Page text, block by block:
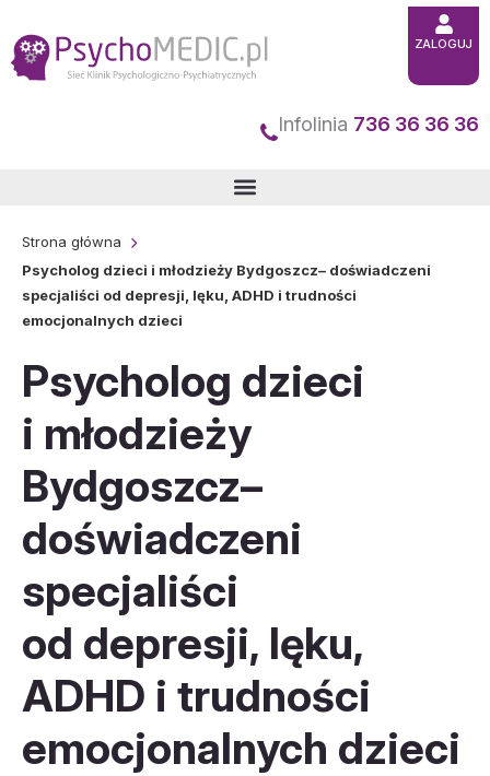
do
treści
Infolinia 736 36 36 36
ZALOGUJ
Strona główna
Psycholog dzieci i młodzieży Bydgoszcz– doświadczeni
specjaliści od depresji, lęku, ADHD i trudności
emocjonalnych dzieci
Psycholog dzieci
i młodzieży
Bydgoszcz–
doświadczeni
specjaliści
od depresji, lęku,
ADHD i trudności
emocjonalnych dzieci